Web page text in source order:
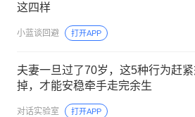
这四样
小蓝谈回避 打开APP
夫妻一旦过了70岁，这5种行为赶
掉，才能安稳牵手走完余生
对话实验室 打开APP